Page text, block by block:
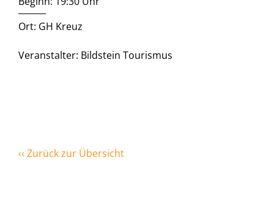
Ort: GH Kreuz
Veranstalter: Bildstein Tourismus
‹‹ Zurück zur Übersicht